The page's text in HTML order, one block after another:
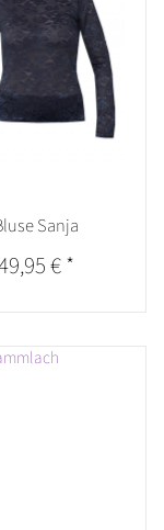
Sanja
€*